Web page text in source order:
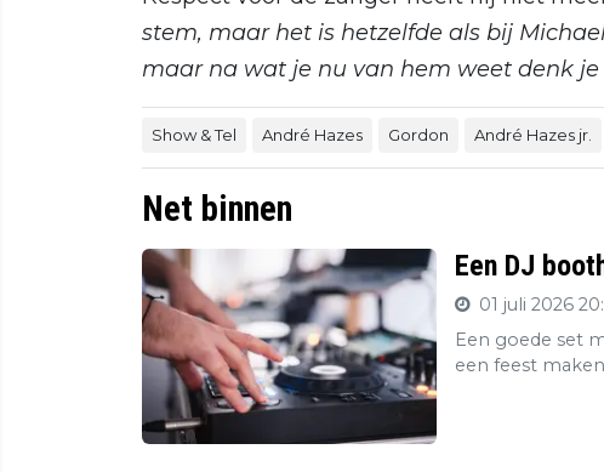
stem, maar het is hetzelfde als bij
maar na wat je nu van hem weet denk
Show & Tel André Hazes Gordon André Hazes jr.
Net binnen
Een DJ
01 juli 2026
Een goede set
een feest